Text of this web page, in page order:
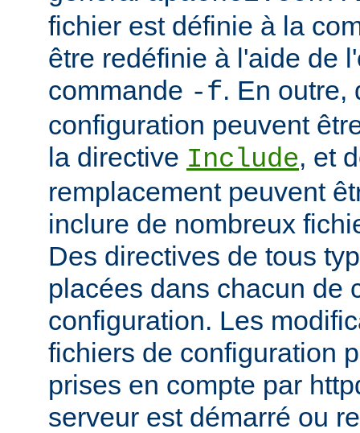
fichier est définie à la
être redéfinie à l'aide de
commande -f. En outre,
configuration peuvent
la directive Include, et
remplacement peuvent
inclure de nombreux
Des directives de tous
placées dans chacun de
configuration. Les
fichiers de configuration
prises en compte par
serveur est démarré ou